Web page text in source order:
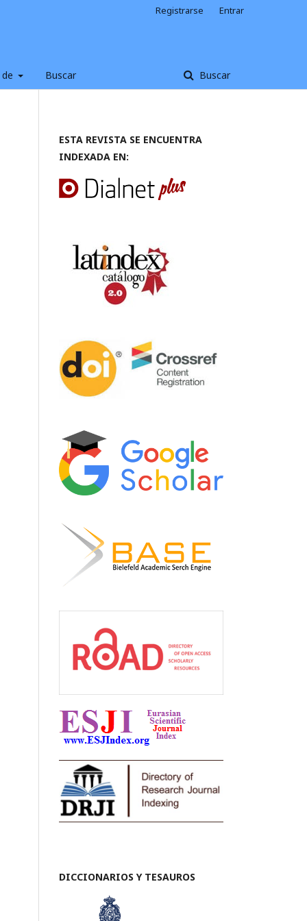
Buscar Buscar
Registrarse Entrar
ESTA REVISTA SE ENCUENTRA
INDEXADA EN:
DICCIONARIOS Y TESAUROS